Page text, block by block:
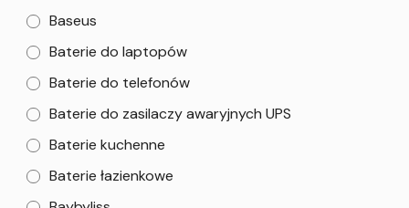
Baseus
Baterie do laptopów
Baterie do telefonów
Baterie do zasilaczy awaryjnych UPS
Baterie kuchenne
Baterie łazienkowe